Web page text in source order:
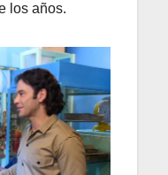
los años.